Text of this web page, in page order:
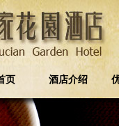
页 酒店介绍